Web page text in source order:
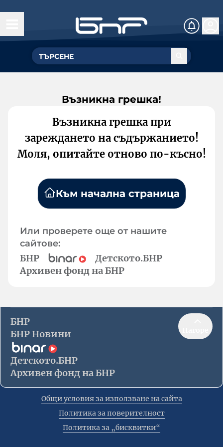
Възникна грешка!
Възникна грешка при
зареждането на съдържанието!
Моля, опитайте отново по-късно!
Към начална страница
Или проверете още от нашите
сайтове:
БНР
Детското.БНР
Архивен фонд на БНР
БНР
БНР Новини
Детското.БНР
Архивен фонд на БНР
Общи условия за използване на сайта
Политика за поверителност
Политика за „бисквитки“